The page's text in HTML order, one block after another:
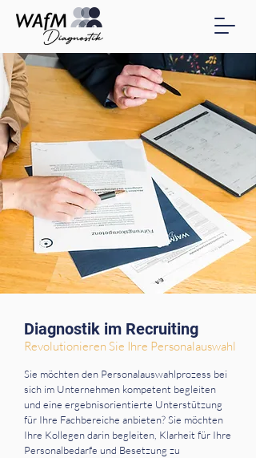
Diagnostik im Recruiting
Revolutionieren Sie Ihre Personalauswahl
Sie möchten den Personalauswahlprozess bei
sich im Unternehmen kompetent begleiten
und eine ergebnisorientierte Unterstützung
für Ihre Fachbereiche anbieten? Sie möchten
Ihre Kollegen darin begleiten, Klarheit für Ihre
Personalbedarfe und Besetzung zu